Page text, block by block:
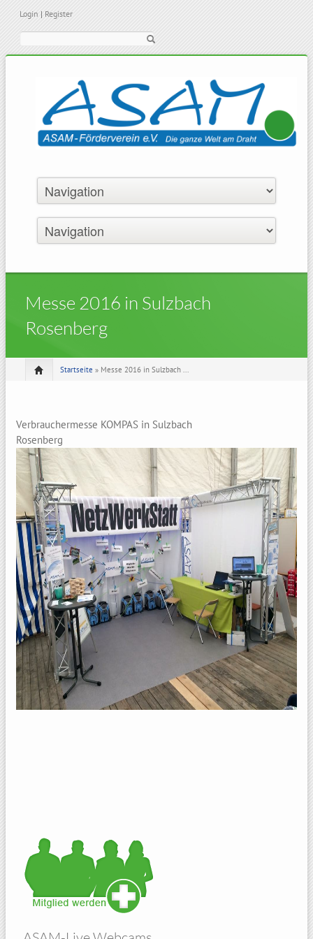
Login | Register
Messe 2016 in Sulzbach
Rosenberg
Startseite » Messe 2016 in Sulzbach ...
Verbrauchermesse KOMPAS in Sulzbach
Rosenberg